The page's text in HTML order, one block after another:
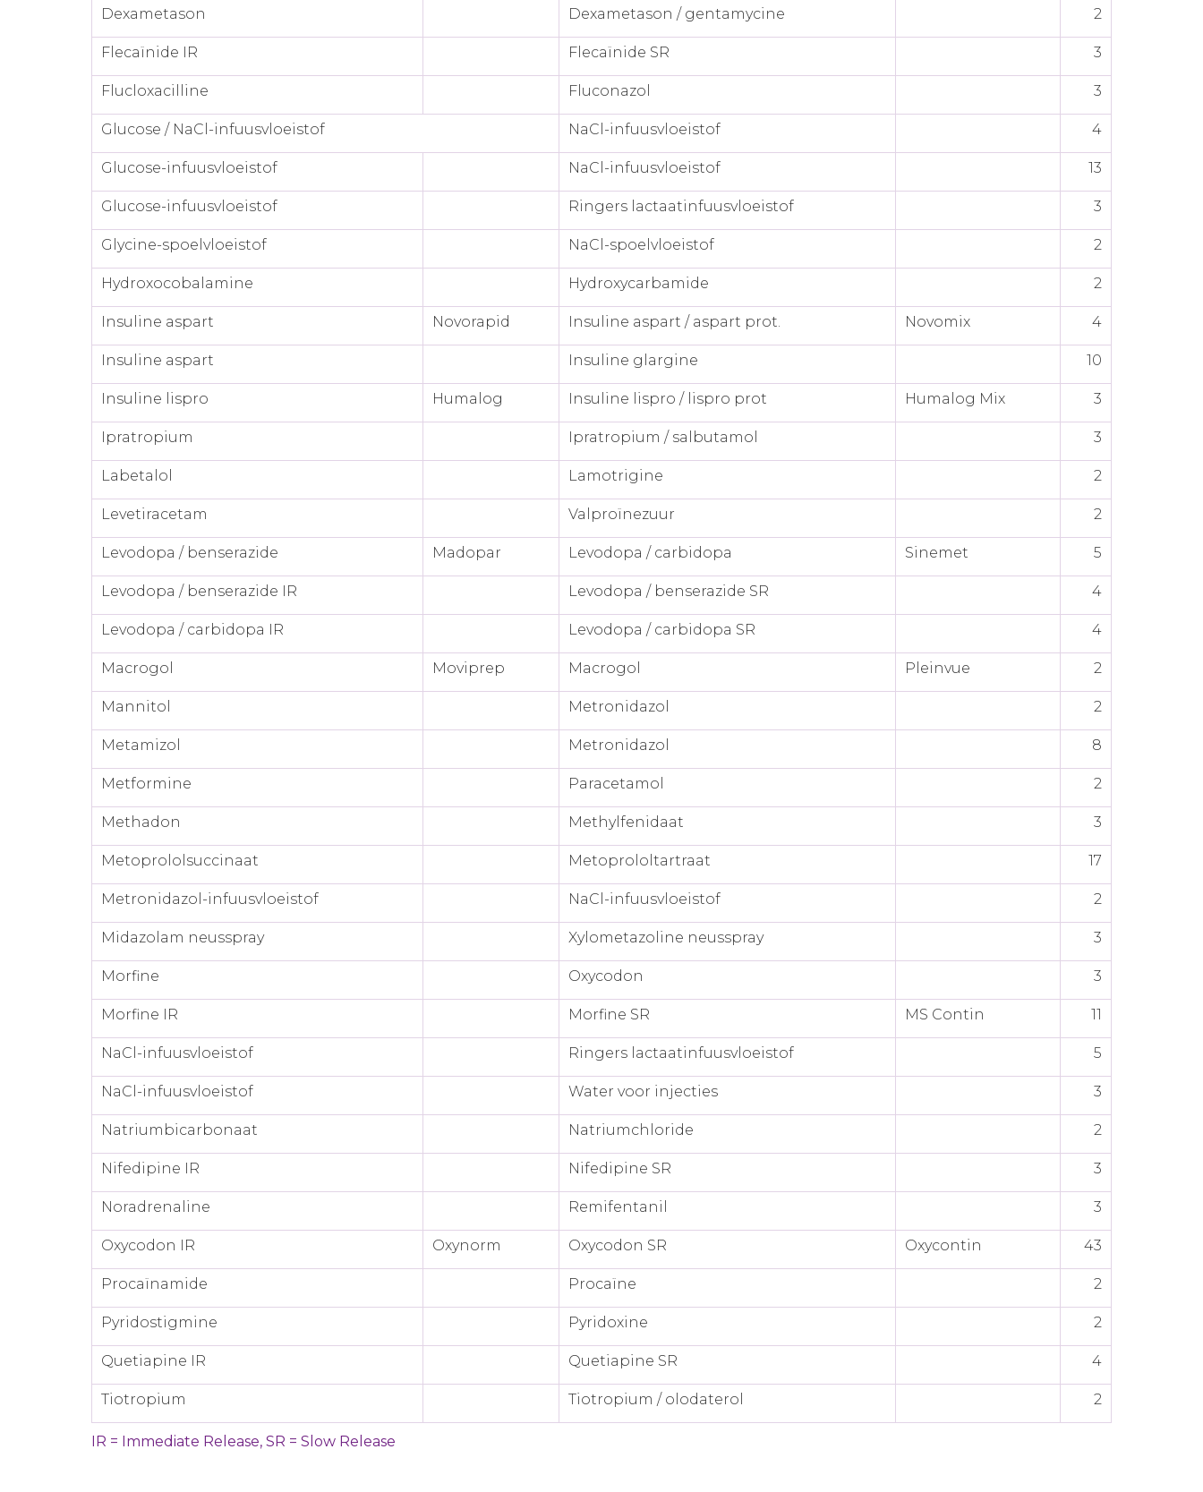
Dexametason Dexametason / gentamycine 2
Flecaïnide IR Flecaïnide SR 3
Flucloxacilline Fluconazol 3
Glucose / NaCl-infuusvloeistof NaCl-infuusvloeistof 4
Glucose-infuusvloeistof NaCl-infuusvloeistof 13
Glucose-infuusvloeistof Ringers lactaatinfuusvloeistof 3
Glycine-spoelvloeistof NaCl-spoelvloeistof 2
Hydroxocobalamine Hydroxycarbamide 2
Insuline aspart Novorapid Insuline aspart / aspart prot. Novomix 4
Insuline aspart Insuline glargine 10
Insuline lispro Humalog Insuline lispro / lispro prot Humalog Mix 3
Ipratropium Ipratropium / salbutamol 3
Labetalol Lamotrigine 2
Levetiracetam Valproïnezuur 2
Levodopa / benserazide Madopar Levodopa / carbidopa Sinemet 5
Levodopa / benserazide IR Levodopa / benserazide SR 4
Levodopa / carbidopa IR Levodopa / carbidopa SR 4
Macrogol Moviprep Macrogol Pleinvue 2
Mannitol Metronidazol 2
Metamizol Metronidazol 8
Metformine Paracetamol 2
Methadon Methylfenidaat 3
Metoprololsuccinaat Metoprololtartraat 17
Metronidazol-infuusvloeistof NaCl-infuusvloeistof 2
Midazolam neusspray Xylometazoline neusspray 3
Morfine Oxycodon 3
Morfine IR Morfine SR MS Contin 11
NaCl-infuusvloeistof Ringers lactaatinfuusvloeistof 5
NaCl-infuusvloeistof Water voor injecties 3
Natriumbicarbonaat Natriumchloride 2
Nifedipine IR Nifedipine SR 3
Noradrenaline Remifentanil 3
Oxycodon IR Oxynorm Oxycodon SR Oxycontin 43
Procaïnamide Procaïne 2
Pyridostigmine Pyridoxine 2
Quetiapine IR Quetiapine SR 4
Tiotropium Tiotropium / olodaterol 2
IR = Immediate Release, SR = Slow Release